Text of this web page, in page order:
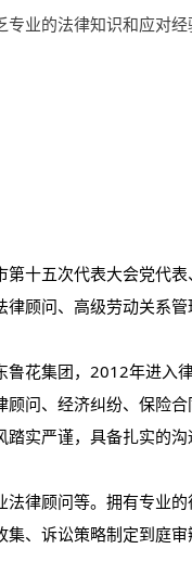
业的法律知识和应对
十五次代表大会党代
顾问、高级劳动关系
花集团，2012年进入
问、经济纠纷、保险
实严谨，具备扎实的
律顾问等。拥有专业
、诉讼策略制定到庭